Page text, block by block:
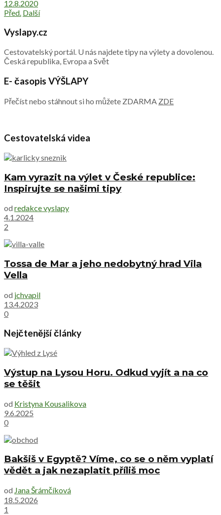
12.8.2020
Před. Další
Vyslapy.cz
Cestovatelský portál. U nás najdete tipy na výlety a dovolenou.
Česká republika, Evropa a Svět
E- časopis VÝŠLAPY
Přečíst nebo stáhnout si ho můžete ZDARMA ZDE
Cestovatelská videa
Kam vyrazit na výlet v České republice:
Inspirujte se našimi tipy
od redakce vyslapy
4.1.2024
2
Tossa de Mar a jeho nedobytný hrad Vila
Vella
od jchvapil
13.4.2023
0
Nejčtenější články
Výstup na Lysou Horu. Odkud vyjít a na co
se těšit
od Kristyna Kousalikova
9.6.2025
0
Bakšiš v Egyptě? Víme, co se o něm vyplatí
vědět a jak nezaplatit příliš moc
od Jana Šrámčíková
18.5.2026
1